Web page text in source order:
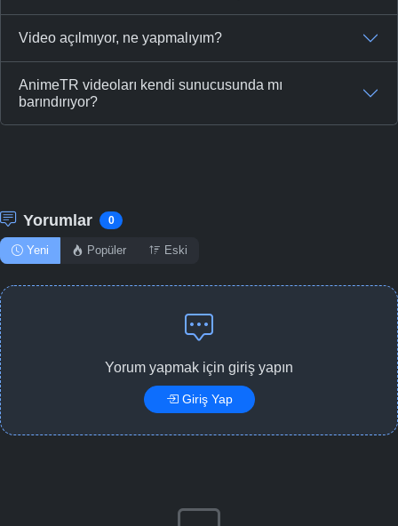
Video açılmıyor, ne yapmalıyım?
AnimeTR videoları kendi sunucusunda mı
barındırıyor?
Yorumlar 0
Yeni Popüler Eski
Yorum yapmak için giriş yapın
Giriş Yap